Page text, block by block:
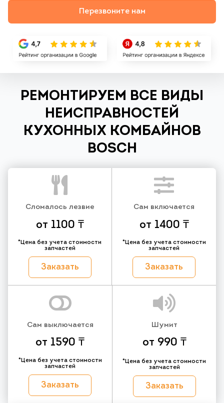
Перезвоните нам
РЕМОНТИРУЕМ ВСЕ ВИДЫ
НЕИСПРАВНОСТЕЙ
КУХОННЫХ КОМБАЙНОВ
BOSCH
Сломалось лезвие
от 1100 ₸
*Цена без учета стоимости
запчастей
Заказать
Сам включается
от 1400 ₸
*Цена без учета стоимости
запчастей
Заказать
Сам выключается
от 1590 ₸
*Цена без учета стоимости
запчастей
Заказать
Шумит
от 990 ₸
*Цена без учета стоимости
запчастей
Заказать